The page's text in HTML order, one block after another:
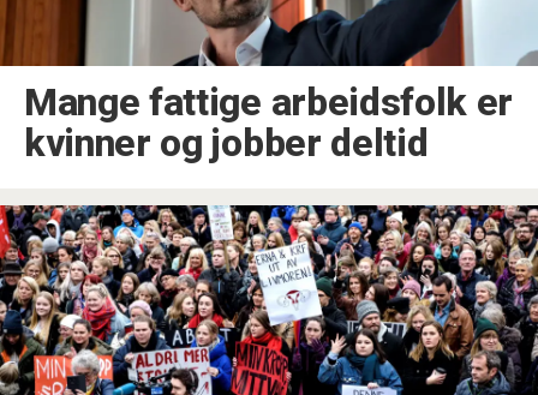
Mange fattige arbeidsfolk er
kvinner og jobber deltid